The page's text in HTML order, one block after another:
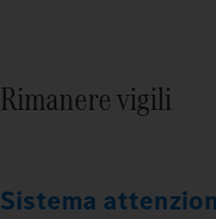
Rimanere vigili
Sistema